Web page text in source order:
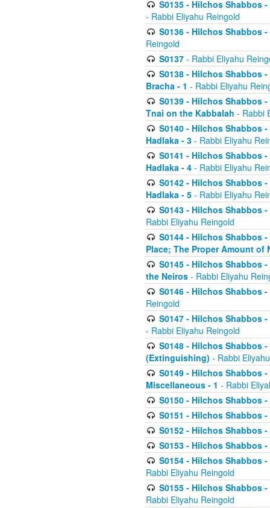
S0135 - Hilchos Shabbos
- Rabbi Eliyahu Reingold
S0136 - Hilchos Shabbos
Reingold
S0137- Rabbi Eliyahu
S0138 - Hilchos Shabbos
Bracha - 1 - Rabbi Eliyahu
S0139 - Hilchos Shabbos
Tnai on the Kabbalah - Rabbi
S0140 - Hilchos Shabbos
Hadlaka - 3 - Rabbi Eliyahu
S0141 - Hilchos Shabbos
Hadlaka - 4 - Rabbi Eliyahu
S0142 - Hilchos Shabbos
Hadlaka - 5 - Rabbi Eliyahu
S0143 - Hilchos Shabbos
Rabbi Eliyahu Reingold
S0144 - Hilchos Shabbos
Place; The Proper Amount of
S0145 - Hilchos Shabbos
the Neiros - Rabbi Eliyahu
S0146 - Hilchos Shabbos
Reingold
S0147 - Hilchos Shabbos
- Rabbi Eliyahu Reingold
S0148 - Hilchos Shabbos
(Extinguishing) - Rabbi
S0149 - Hilchos Shabbos
Miscellaneous - 1 - Rabbi
S0150 - Hilchos Shabbos
S0151 - Hilchos Shabbos
S0152 - Hilchos Shabbos
S0153 - Hilchos Shabbos
S0154 - Hilchos Shabbos
Rabbi Eliyahu Reingold
S0155 - Hilchos Shabbos
Rabbi Eliyahu Reingold